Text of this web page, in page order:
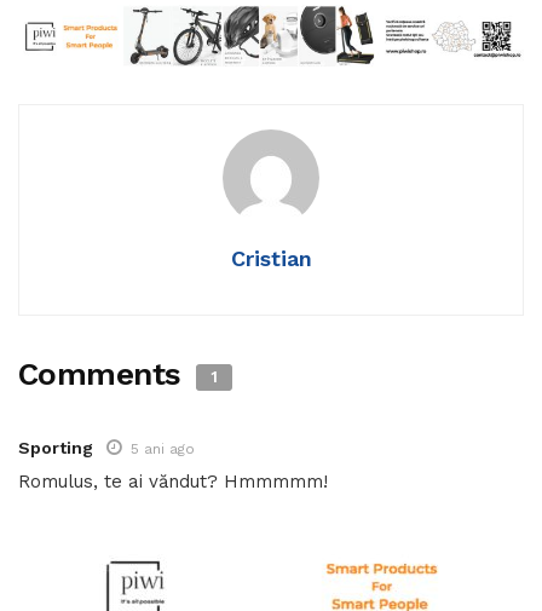
Cristian
Comments 1
Sporting 5 ani ago
Romulus, te ai văndut? Hmmmmm!